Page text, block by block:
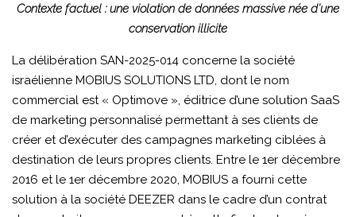
SAN-
2025-
014-
SHORT
Contexte factuel : une violation de données massive née d’une
conservation illicite
La délibération SAN-2025-014 concerne la société
israélienne MOBIUS SOLUTIONS LTD, dont le nom
commercial est « Optimove », éditrice d’une solution SaaS
de marketing personnalisé permettant à ses clients de
créer et d’exécuter des campagnes marketing ciblées à
destination de leurs propres clients. Entre le 1er décembre
2016 et le 1er décembre 2020, MOBIUS a fourni cette
solution à la société DEEZER dans le cadre d’un contrat